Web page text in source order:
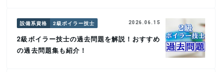
設備系資格 2級ボイラー技士 2026.06.15
2級ボイラー技士の過去問題を解説！おすすめ
の過去問題集も紹介！